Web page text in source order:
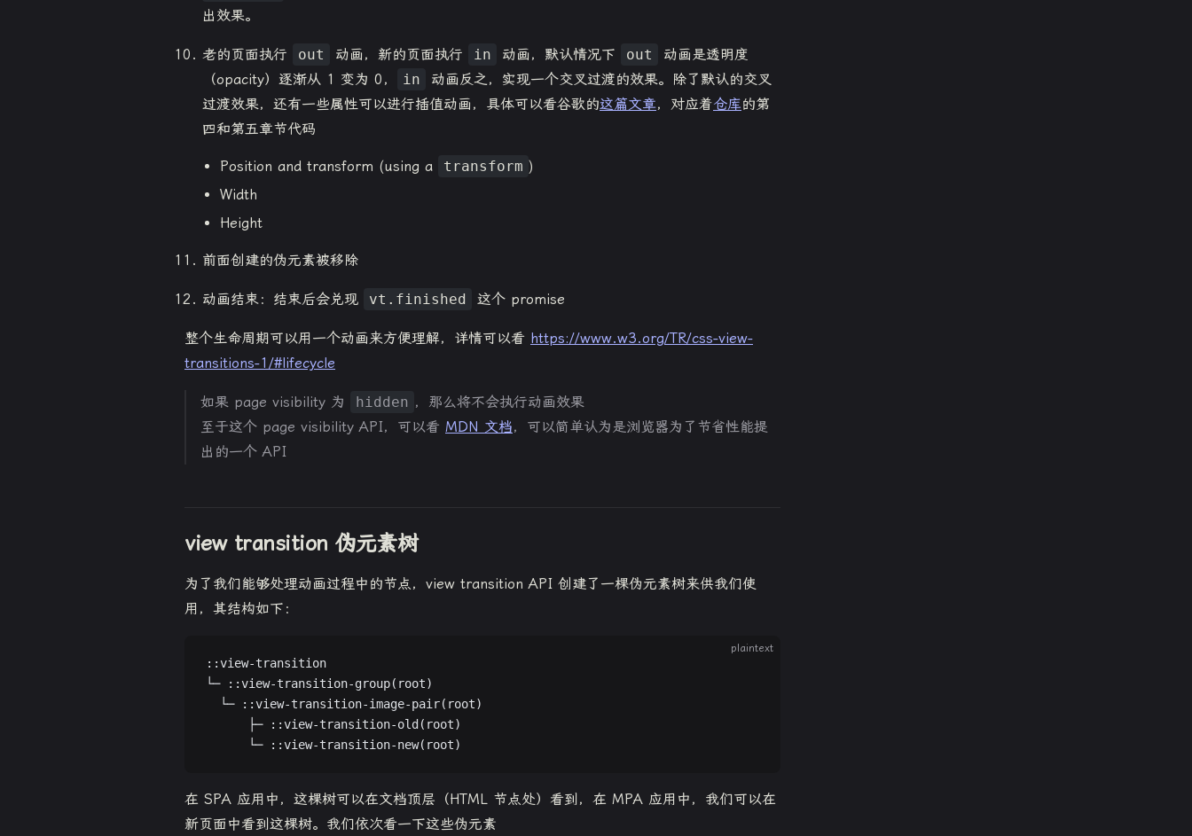
出效果。
老的页面执行 out 动画，新的页面执行 in 动画，默认情况下 out
动画是透明度
（opacity）逐渐从 1 变为 0，
in
动画反之，实现一个交叉过渡的效果。除了默认的交叉
过渡效果，还有一些属性可以进行插值动画，具体可以看谷歌的这篇文章，对应着仓库的第
四和第五章节代码
Position and transform (using a transform )
Width
Height
前面创建的伪元素被移除
动画结束：结束后会兑现 vt.finished 这个 promise
整个生命周期可以用一个动画来方便理解，详情可以看 https://www.w3.org/TR/css-view-
transitions-1/#lifecycle
如果 page visibility 为 hidden ，那么将不会执行动画效果
至于这个 page visibility API，可以看 MDN 文档，可以简单认为是浏览器为了节省性能提
出的一个 API
view transition 伪元素树
为了我们能够处理动画过程中的节点，view transition API 创建了一棵伪元素树来供我们使
用，其结构如下：
plaintext
::view-transition
└─ ::view-transition-group(root)
  └─ ::view-transition-image-pair(root)
      ├─ ::view-transition-old(root)
      └─ ::view-transition-new(root)
在 SPA 应用中，这棵树可以在文档顶层（HTML 节点处）看到，在 MPA 应用中，我们可以在
新页面中看到这棵树。我们依次看一下这些伪元素